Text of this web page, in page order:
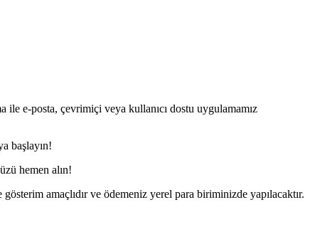
e-posta, çevrimiçi veya kullanıcı dostu uygulamamız
başlayın!
hemen alın!
amaçlıdır ve ödemeniz yerel para biriminizde yapılacaktır.